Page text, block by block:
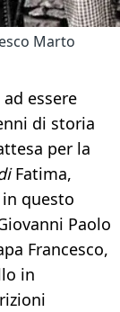
Marto
essere
di storia
per la
Fatima,
questo
Paolo
Francesco,
in